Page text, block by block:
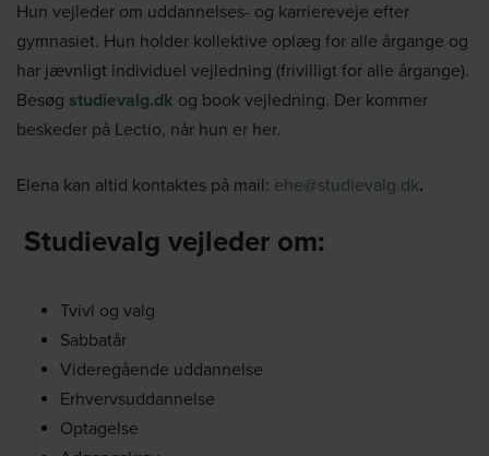
Hun vejleder om uddannelses- og karriereveje efter
gymnasiet. Hun holder kollektive oplæg for alle årgange og
har jævnligt individuel vejledning (frivilligt for alle årgange).
Besøg studievalg.dk og book vejledning. Der kommer
beskeder på Lectio, når hun er her.
Elena kan altid kontaktes på mail: ehe@studievalg.dk.
Studievalg vejleder om:
Tvivl og valg
Sabbatår
Videregående uddannelse
Erhvervsuddannelse
Optagelse